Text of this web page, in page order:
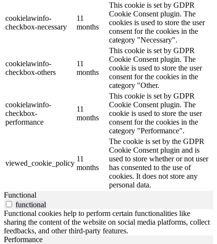
cookielawinfo-
checkbox-necessary
11
months
This cookie is set by GDPR
Cookie Consent plugin. The
cookies is used to store the user
consent for the cookies in the
category "Necessary".
cookielawinfo-
checkbox-others
11
months
This cookie is set by GDPR
Cookie Consent plugin. The
cookie is used to store the user
consent for the cookies in the
category "Other.
cookielawinfo-
checkbox-
performance
11
months
This cookie is set by GDPR
Cookie Consent plugin. The
cookie is used to store the user
consent for the cookies in the
category "Performance".
viewed_cookie_policy
11
months
The cookie is set by the GDPR
Cookie Consent plugin and is
used to store whether or not user
has consented to the use of
cookies. It does not store any
personal data.
Functional
functional
Functional cookies help to perform certain functionalities like
sharing the content of the website on social media platforms, collect
feedbacks, and other third-party features.
Performance